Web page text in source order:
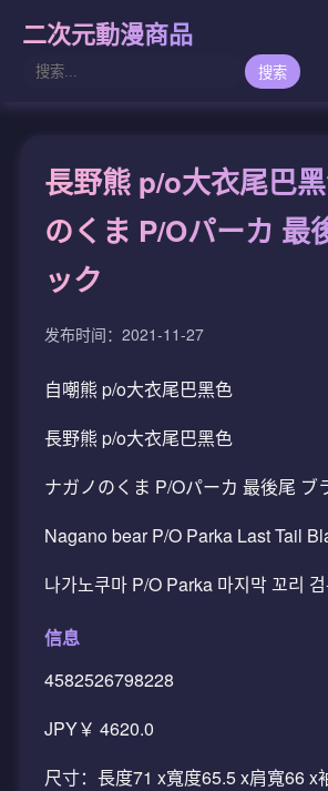
二次元動漫商品
搜索
長野熊 p/o大衣尾巴
のくま P/Oパーカ 最
ック
发布时间：2021-11-27
自嘲熊 p/o大衣尾巴黑色
長野熊 p/o大衣尾巴黑色
ナガノのくま P/Oパーカ 最後尾 ブ
Nagano bear P/O Parka Last Tail
나가노쿠마 P/O Parka 마지막 꼬리
信息
4582526798228
JPY￥ 4620.0
尺寸：長度71 x寬度65.5 x肩寬66 x